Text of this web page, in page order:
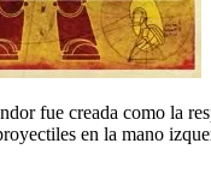
fue creada como la
en la mano